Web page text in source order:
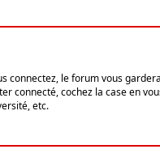
connectez, le forum vous
cochez la case en
etc.